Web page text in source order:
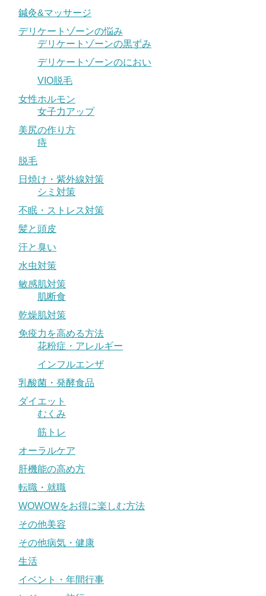
鍼灸&マッサージ
デリケートゾーンの悩み
デリケートゾーンの黒ずみ
デリケートゾーンのにおい
VIO脱毛
女性ホルモン
女子力アップ
美尻の作り方
痔
脱毛
日焼け・紫外線対策
シミ対策
不眠・ストレス対策
髪と頭皮
汗と臭い
水虫対策
敏感肌対策
肌断食
乾燥肌対策
免疫力を高める方法
花粉症・アレルギー
インフルエンザ
乳酸菌・発酵食品
ダイエット
むくみ
筋トレ
オーラルケア
肝機能の高め方
転職・就職
WOWOWをお得に楽しむ方法
その他美容
その他病気・健康
生活
イベント・年間行事